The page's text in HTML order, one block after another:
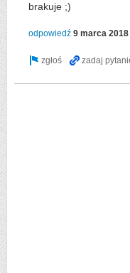
brakuje ;)
odpowiedź 9 marca 2018